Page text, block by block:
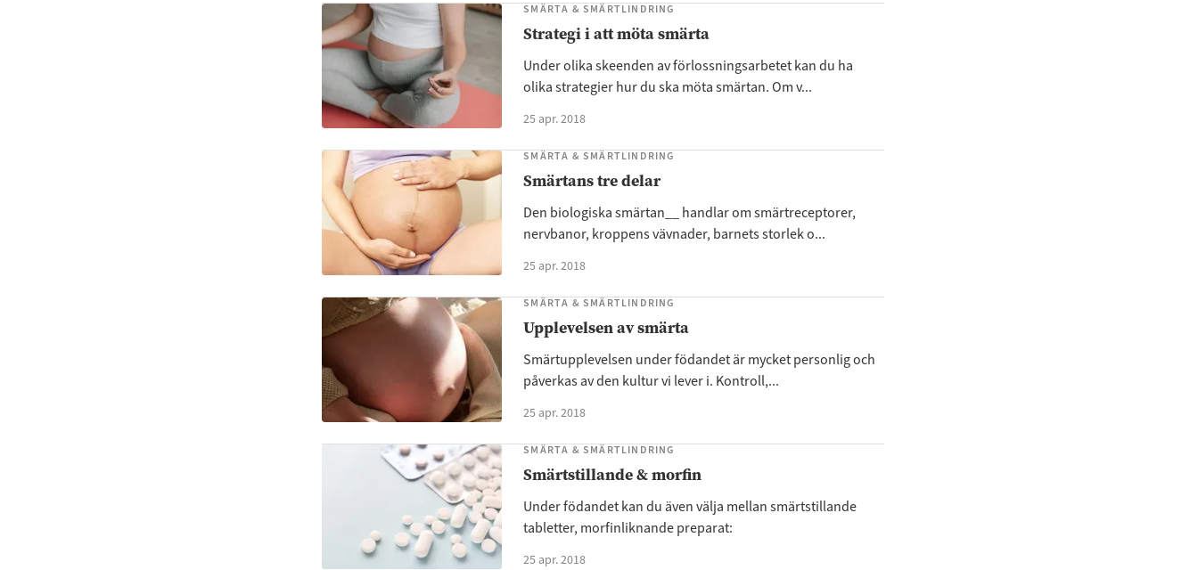
SMÄRTA & SMÄRTLINDRING
Strategi i att möta smärta
Under olika skeenden av förlossningsarbetet kan du ha
olika strategier hur du ska möta smärtan. Om v...
25 apr. 2018
SMÄRTA & SMÄRTLINDRING
Smärtans tre delar
Den biologiska smärtan__ handlar om smärtreceptorer,
nervbanor, kroppens vävnader, barnets storlek o...
25 apr. 2018
SMÄRTA & SMÄRTLINDRING
Upplevelsen av smärta
Smärtupplevelsen under födandet är mycket personlig och
påverkas av den kultur vi lever i. Kontroll,...
25 apr. 2018
SMÄRTA & SMÄRTLINDRING
Smärtstillande & morfin
Under födandet kan du även välja mellan smärtstillande
tabletter, morfinliknande preparat:
25 apr. 2018